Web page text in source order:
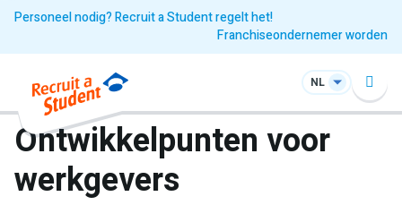
Personeel nodig? Recruit a Student regelt het!
Franchiseondernemer worden
NL
Ontwikkelpunten voor
werkgevers